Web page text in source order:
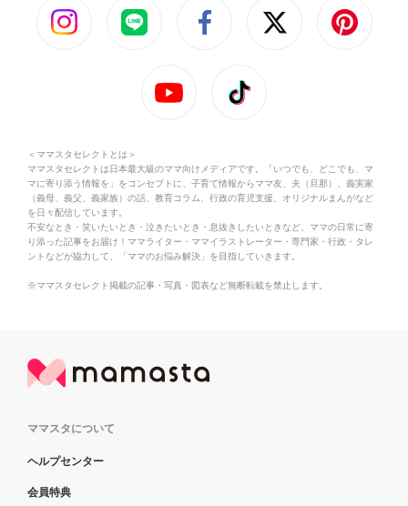
＜ママスタセレクトとは＞
ママスタセレクトは日本最大級のママ向けメディアです。「いつでも、どこでも、マ
マに寄り添う情報を」をコンセプトに、子育て情報からママ友、夫（旦那）、義実家
（義母、義父、義家族）の話、教育コラム、行政の育児支援、オリジナルまんがなど
を日々配信しています。
不安なとき・笑いたいとき・泣きたいとき・息抜きしたいときなど、ママの日常に寄
り添った記事をお届け！ママライター・ママイラストレーター・専門家・行政・タレ
ントなどが協力して、「ママのお悩み解決」を目指していきます。
※ママスタセレクト掲載の記事・写真・図表など無断転載を禁止します。
ママスタについて
ヘルプセンター
会員特典